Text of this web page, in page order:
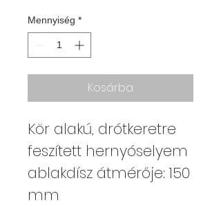
Mennyiség *
Kosárba
Kör alakú, drótkeretre
feszített hernyóselyem
ablakdísz átmérője: 150
mm